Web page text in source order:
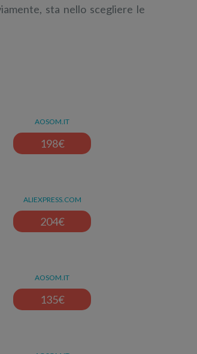
sta nello scegliere le
AOSOM.IT
198€
ALIEXPRESS.COM
204€
AOSOM.IT
135€